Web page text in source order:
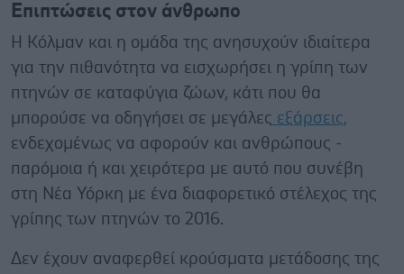
Eπιπτώσεις στον άνθρωπο
Η Κόλμαν και η ομάδα της ανησυχούν ιδιαίτερα
για την πιθανότητα να εισχωρήσει η γρίπη των
πτηνών σε καταφύγια ζώων, κάτι που θα
μπορούσε να οδηγήσει σε μεγάλες εξάρσεις,
ενδεχομένως να αφορούν και ανθρώπους -
παρόμοια ή και χειρότερα με αυτό που συνέβη
στη Νέα Υόρκη με ένα διαφορετικό στέλεχος της
γρίπης των πτηνών το 2016.
Δεν έχουν αναφερθεί κρούσματα μετάδοσης της